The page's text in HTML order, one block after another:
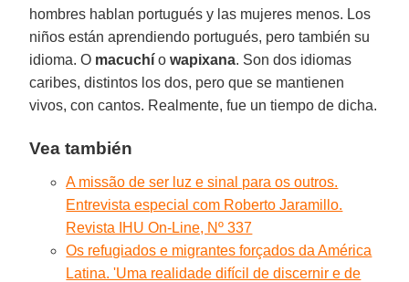
hombres hablan portugués y las mujeres menos. Los
niños están aprendiendo portugués, pero también su
idioma. O macuchí owapixana. Son dos idiomas
caribes, distintos los dos, pero que se mantienen
vivos, con cantos. Realmente, fue un tiempo de dicha.
Vea también
A missão de ser luz e sinal para os outros.
Entrevista especial com Roberto Jaramillo.
Revista IHU On-Line, Nº 337
Os refugiados e migrantes forçados da América
Latina. 'Uma realidade difícil de discernir e de